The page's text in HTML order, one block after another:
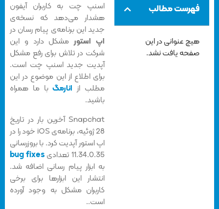
فهرست مطالب
هیچ عنوانی در این
صفحه یافت نشد.
اسنپ چت به کاربران آیفون
هشدار می‌دهد که نسخه‌ی
جدید این برنامه‌ی پیام رسان در
اپ استورمشکل دارد و این
شرکت در تلاش برای رفع مشکل
آپدیت جدید اسنپ چت است.
برای اطلاع از این موضوع در این
مطلب ازانارمگبا ما همراه
باشید.
Snapchat آخرین بار در تاریخ
28 ژوئیه، برنامه‌ی iOS خود را در
اپ استور آپدیت کرد. با بروزرسانی
11.34.0.35 تعدادی
bug fixes
به ابزار پیام رسانی اضافه شد.
انتشار این ابزارها برای برخی
کاربران مشکل به وجود آورده
است..